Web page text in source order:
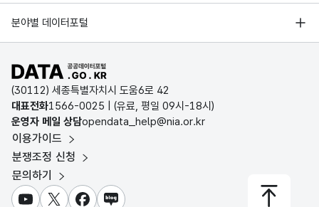
국가정보자원관리원
경기데이터드림
D-데이터허브
인천데이터포털
울산광역시 데이터포털
전남광주통합특별시 빅데이터 플랫폼
대전광역시 데이터포털
세종특별자치시 데이터포털
분야별 데이터포털
기상자료개방포털
국토교통부 공간정보오픈플랫폼
환경부 환경데이터포털
문화데이터광장
농림축산식품 공공데이터포털
보건의료빅데이터개방시스템
식품의약품안전처 데이터포털
교육통계서비스
공공데이터포털 바로가기
(30112) 세종특별자치시 도움6로 42
대표전화1566-0025 | (유료, 평일 09시-18시)
운영자 메일 상담opendata_help@nia.or.kr
이용가이드
분쟁조정 신청
문의하기